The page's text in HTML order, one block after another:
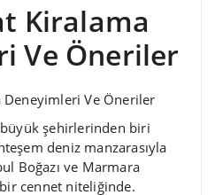
Kiralama
Ve Öneriler
Deneyimleri Ve Öneriler
şehirlerinden biri
deniz manzarasıyla
Boğazı ve Marmara
cennet niteliğinde.